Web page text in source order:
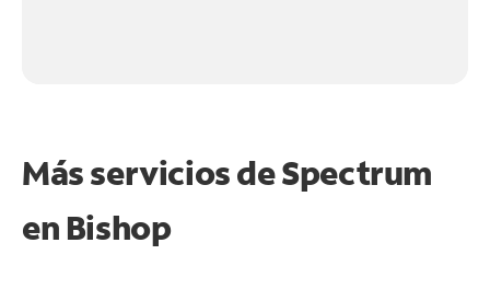
Más servicios de Spectrum
en Bishop